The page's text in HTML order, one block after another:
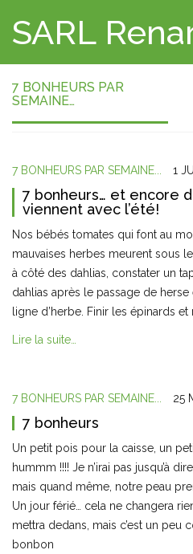
SARL
7 BONHEURS PAR
SEMAINE…
7 BONHEURS PAR SEMAINE... 1
7 bonheurs… et encore
viennent avec l’été!
Nos bébés tomates qui font au
mauvaises herbes meurent sous
à côté des dahlias, constater un
dahlias après le passage de
ligne d’herbe. Finir les épinards et
Lire la suite…
7 BONHEURS PAR SEMAINE... 25
7 bonheurs
Un petit pois pour la caisse, un
hummm !!!! Je n’irai pas jusqu’à
mais quand même, notre peau
Un jour férié… cela ne changera
mettra dedans, mais c’est un peu
bonbon